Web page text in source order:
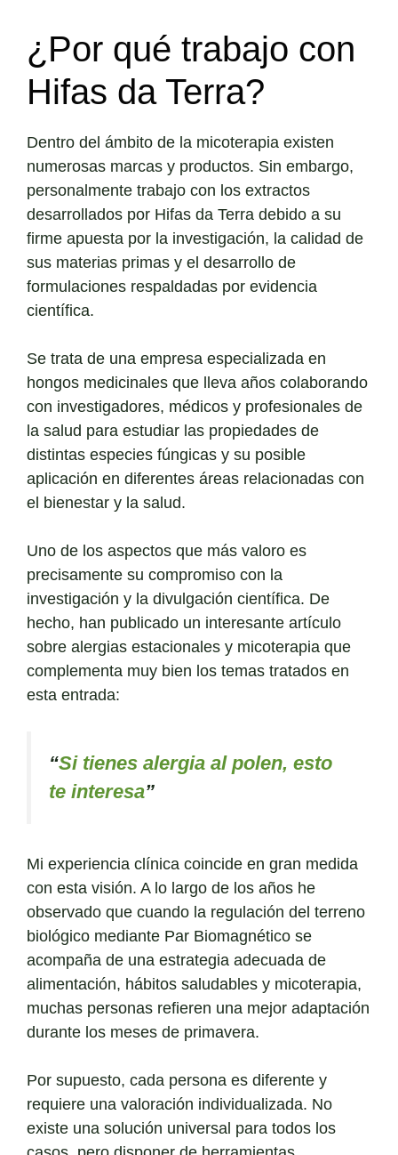
¿Por qué trabajo con
Hifas da Terra?
Dentro del ámbito de la micoterapia existen
numerosas marcas y productos. Sin embargo,
personalmente trabajo con los extractos
desarrollados por Hifas da Terra debido a su
firme apuesta por la investigación, la calidad de
sus materias primas y el desarrollo de
formulaciones respaldadas por evidencia
científica.
Se trata de una empresa especializada en
hongos medicinales que lleva años colaborando
con investigadores, médicos y profesionales de
la salud para estudiar las propiedades de
distintas especies fúngicas y su posible
aplicación en diferentes áreas relacionadas con
el bienestar y la salud.
Uno de los aspectos que más valoro es
precisamente su compromiso con la
investigación y la divulgación científica. De
hecho, han publicado un interesante artículo
sobre alergias estacionales y micoterapia que
complementa muy bien los temas tratados en
esta entrada:
“Si tienes alergia al polen, esto
te interesa”
Mi experiencia clínica coincide en gran medida
con esta visión. A lo largo de los años he
observado que cuando la regulación del terreno
biológico mediante Par Biomagnético se
acompaña de una estrategia adecuada de
alimentación, hábitos saludables y micoterapia,
muchas personas refieren una mejor adaptación
durante los meses de primavera.
Por supuesto, cada persona es diferente y
requiere una valoración individualizada. No
existe una solución universal para todos los